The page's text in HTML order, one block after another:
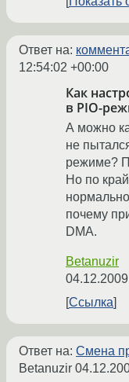
Ответ на:
12:54:02 +00:00
Как
в PIO-
А можно
не
режиме?
Но по
почему
DMA.
Betanuzir
Ссылка
Ответ на: Смена
Betanuzir